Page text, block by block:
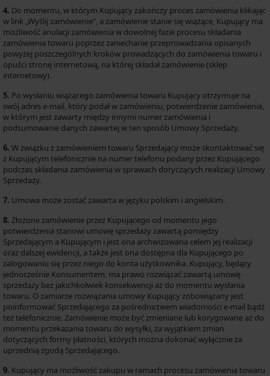
4. Do momentu, w którym Kupujący zakończy proces zamówienia klikając
w link „Wyślij zamówienie”, a zamówienie stanie się wiążące, Kupujący ma
możliwość anulacji zamówienia w dowolnej fazie procesu składania
zamówienia towaru poprzez zaniechanie przeprowadzania opisanych
powyżej poszczególnych kroków prowadzących do zamówienia towaru i
opuści stronę internetową, na której składał zamówienie (sklep
internetowy).
5. Po wysłaniu wiążącego zamówienia towaru Kupujący otrzymuje na
swój adres e-mail, który podał w zamówieniu, potwierdzenie zamówienia,
w którym jest zawarty między innymi numer zamówienia i
podsumowanie danych zawartej w ten sposób Umowy Sprzedaży.
6. W związku z zamówieniem towaru Sprzedający może skontaktować się
z Kupującym telefonicznie na numer telefonu podany przez Kupującego
podczas składania zamówienia w sprawach dotyczących realizacji Umowy
Sprzedaży.
7. Umowa może zostać zawarta w języku polskim i angielskim.
8. Złożone zamówienie przez Kupującego od momentu jego
potwierdzenia stanowi umowę sprzedaży zawartą pomiędzy
Sprzedającym a Kupującym i jest ona archwizowana celem jej realizacji
oraz dalszej ewidencji, a także jest ona dostępna dla Kupującego po
zalogowaniu się przez niego do konta użytkownika. Kupujący, będący
jednocześnie Konsumentem, ma prawo rozwiązać zawartą umowę
sprzedaży bez jakichkolwiek konsekwencji aż do momentu wysłania
towaru. O zamiarze rozwiązania umowy Kupujący zobowiązany jest
poinformować Sprzedającego za pośrednictwem wiadomości e-mail bądź
też telefonicznie. Zamówienie może być zmieniane lub korygowane aż do
momentu przekazania towaru do wysyłki, za wyjątkiem zmian
dotyczących formy płatności, których można dokonać wyłącznie za
uprzednią zgodą Sprzedającego.
9. Kupujący ma możliwość zakupu w ramach procesu zamówienia towaru